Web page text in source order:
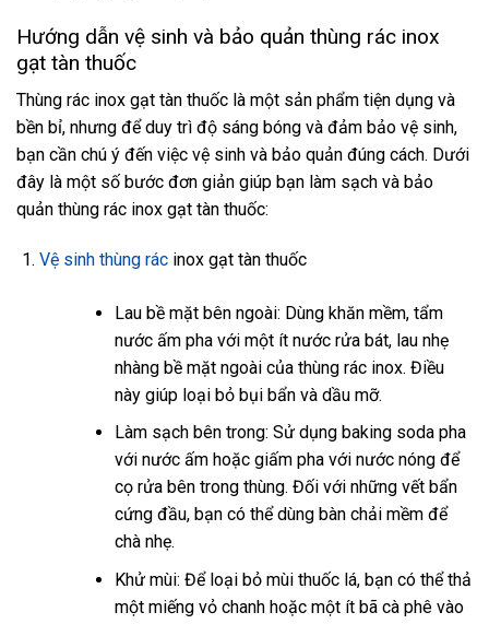
Hướng dẫn vệ sinh và bảo quản thùng rác inox
gạt tàn thuốc
Thùng rác inox gạt tàn thuốc là một sản phẩm tiện dụng và
bền bỉ, nhưng để duy trì độ sáng bóng và đảm bảo vệ sinh,
bạn cần chú ý đến việc vệ sinh và bảo quản đúng cách. Dưới
đây là một số bước đơn giản giúp bạn làm sạch và bảo
quản thùng rác inox gạt tàn thuốc:
Vệ sinh thùng rácinox gạt tàn thuốc
Lau bề mặt bên ngoài: Dùng khăn mềm, tẩm
nước ấm pha với một ít nước rửa bát, lau nhẹ
nhàng bề mặt ngoài của thùng rác inox. Điều
này giúp loại bỏ bụi bẩn và dầu mỡ.
Làm sạch bên trong: Sử dụng baking soda pha
với nước ấm hoặc giấm pha với nước nóng để
cọ rửa bên trong thùng. Đối với những vết bẩn
cứng đầu, bạn có thể dùng bàn chải mềm để
chà nhẹ.
Khử mùi: Để loại bỏ mùi thuốc lá, bạn có thể thả
một miếng vỏ chanh hoặc một ít bã cà phê vào